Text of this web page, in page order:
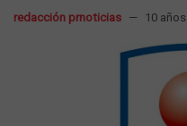
redacción prnoticias 10